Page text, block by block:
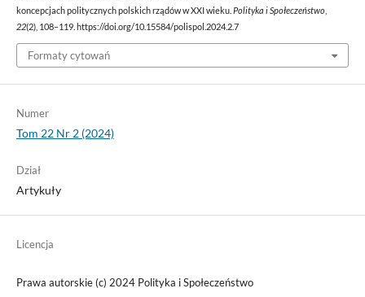
koncepcjach politycznych polskich rządów w XXI wieku. Polityka i Społeczeństwo,
22(2), 108–119. https://doi.org/10.15584/polispol.2024.2.7
Formaty cytowań
Numer
Tom 22 Nr 2 (2024)
Dział
Artykuły
Licencja
Prawa autorskie (c) 2024 Polityka i Społeczeństwo